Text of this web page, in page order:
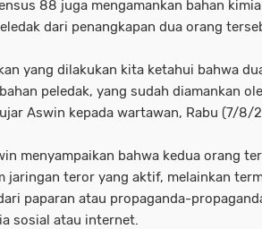
88 juga mengamankan bahan
dari penangkapan dua orang
yang dilakukan kita ketahui bahwa
peledak, yang sudah diamankan
Aswin kepada wartawan, Rabu (7/8/
menyampaikan bahwa kedua orang
jaringan teror yang aktif, melainkan
paparan atau propaganda-
sosial atau internet.